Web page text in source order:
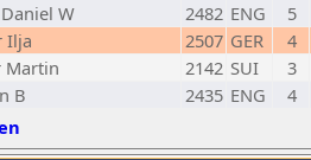
W 2482 ENG
5
Ilja 2507 GER
4
Martin 2142 SUI
3
B 2435 ENG
4